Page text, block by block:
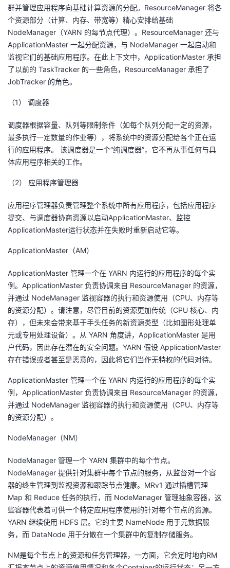
群并管理应用程序向基础计算资源的分配。ResourceManager 将各
个资源部分（计算、内存、带宽等）精心安排给基础
NodeManager（YARN 的每节点代理）。ResourceManager 还与
ApplicationMaster 一起分配资源，与 NodeManager 一起启动和
监视它们的基础应用程序。在此上下文中，ApplicationMaster 承担
了以前的 TaskTracker 的一些角色，ResourceManager 承担了
JobTracker 的角色。
（1） 调度器
调度器根据容量、队列等限制条件（如每个队列分配一定的资源，
最多执行一定数量的作业等），将系统中的资源分配给各个正在运
行的应用程序。 该调度器是一个“纯调度器”，它不再从事任何与具
体应用程序相关的工作。
（2） 应用程序管理器
应用程序管理器负责管理整个系统中所有应用程序，包括应用程序
提交、与调度器协商资源以启动ApplicationMaster、监控
ApplicationMaster运行状态并在失败时重新启动它等。
ApplicationMaster（AM）
ApplicationMaster 管理一个在 YARN 内运行的应用程序的每个实
例。ApplicationMaster 负责协调来自 ResourceManager 的资源，
并通过 NodeManager 监视容器的执行和资源使用（CPU、内存等
的资源分配）。请注意，尽管目前的资源更加传统（CPU 核心、内
存），但未来会带来基于手头任务的新资源类型（比如图形处理单
元或专用处理设备）。从 YARN 角度讲，ApplicationMaster 是用
户代码，因此存在潜在的安全问题。YARN 假设 ApplicationMaster
存在错误或者甚至是恶意的，因此将它们当作无特权的代码对待。
ApplicationMaster 管理一个在 YARN 内运行的应用程序的每个实
例，ApplicationMaster 负责协调来自 ResourceManager 的资源，
并通过 NodeManager 监视容器的执行和资源使用（CPU、内存等
的资源分配）。
NodeManager（NM）
NodeManager 管理一个 YARN 集群中的每个节点。
NodeManager 提供针对集群中每个节点的服务，从监督对一个容
器的终生管理到监视资源和跟踪节点健康。MRv1 通过插槽管理
Map 和 Reduce 任务的执行，而 NodeManager 管理抽象容器，这
些容器代表着可供一个特定应用程序使用的针对每个节点的资源。
YARN 继续使用 HDFS 层。它的主要 NameNode 用于元数据服
务，而 DataNode 用于分散在一个集群中的复制存储服务。
NM是每个节点上的资源和任务管理器，一方面，它会定时地向RM